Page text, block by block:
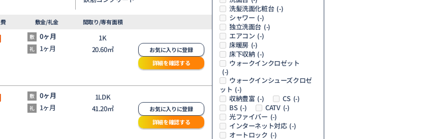
敷金/礼金 間取り/専有面積
敷 0ヶ月
礼 1ヶ月
1K
20.60㎡
お気に入りに登録
詳細を確認する
敷 0ヶ月
礼 1ヶ月
1LDK
41.20㎡
お気に入りに登録
詳細を確認する
洗髪洗面化粧台 (-)
シャワー (-)
独立洗面台 (-)
エアコン (-)
床暖房 (-)
床下収納 (-)
ウォークインクロゼット
(-)
ウォークインシューズクロゼ
ット (-)
収納豊富 (-) CS (-)
BS (-) CATV (-)
光ファイバー (-)
インターネット対応 (-)
オートロック (-)